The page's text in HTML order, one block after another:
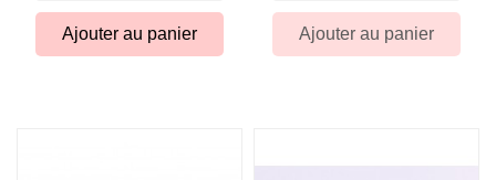
Ajouter au panier Ajouter au panier